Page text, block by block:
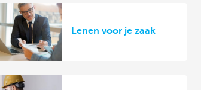
Lenen voor je zaak